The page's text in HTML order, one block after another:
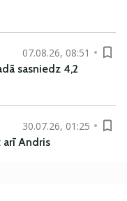
07.08.26, 08:51
sasniedz 4,2
30.07.26, 01:25
arī Andris